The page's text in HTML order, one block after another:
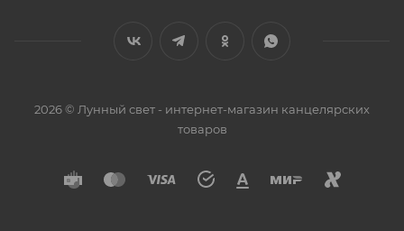
2026 © Лунный свет - интернет-магазин канцелярских
товаров